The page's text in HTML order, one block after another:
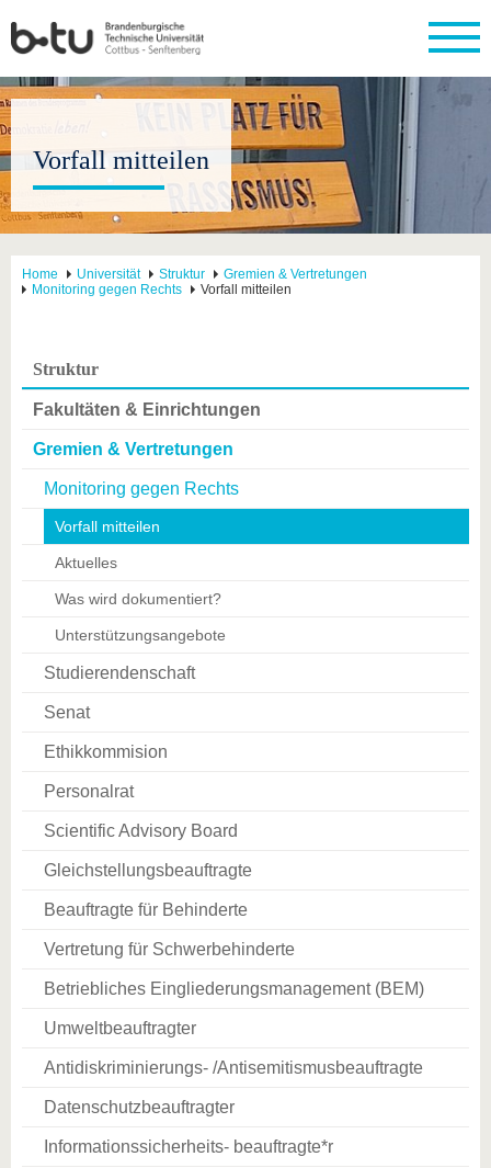
Vorfall mitteilen
Home Universität Struktur
Gremien & Vertretungen
Monitoring gegen Rechts
Vorfall mitteilen
Struktur
Fakultäten & Einrichtungen
Gremien & Vertretungen
Monitoring gegen Rechts
Vorfall mitteilen
Aktuelles
Was wird dokumentiert?
Unterstützungsangebote
Studierendenschaft
Senat
Ethikkommision
Personalrat
Scientific Advisory Board
Gleichstellungsbeauftragte
Beauftragte für Behinderte
Vertretung für Schwerbehinderte
Betriebliches Eingliederungsmanagement (BEM)
Umweltbeauftragter
Antidiskriminierungs- /Antisemitismusbeauftragte
Datenschutzbeauftragter
Informationssicherheits- beauftragte*r